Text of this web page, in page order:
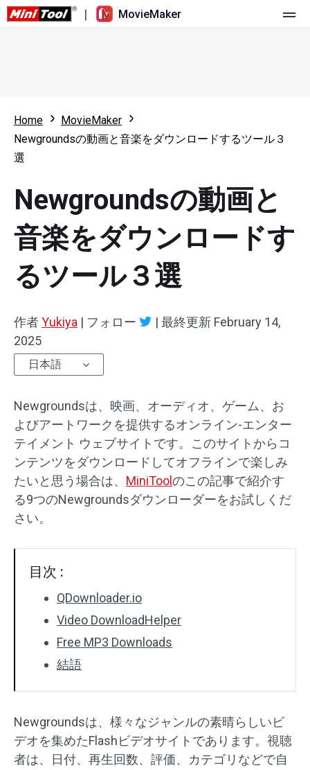
| MovieMaker
更新履歴
マルチトラック動画編集
アスペクト比
速度変更/リバース
オーディオエフェクト
テキスト/エレメント
動画エフェクト
動画色調整
回転/反転
バッチ処理
リソース
ビデオ編集のヒント
画面録画ツール
動画変換ツール
オンライン動画ダウンロード ツール
Home
MovieMaker
Newgroundsの動画と音楽をダウンロードするツール３
選
Newgroundsの動画と
音楽をダウンロードす
るツール３選
作者Yukiya | フォロー | 最終更新 February 14,
2025
日本語
Newgroundsは、映画、オーディオ、ゲーム、お
よびアートワークを提供するオンライン-エンター
テイメント ウェブサイトです。このサイトからコ
ンテンツをダウンロードしてオフラインで楽しみ
たいと思う場合は、 MiniToolのこの記事で紹介す
る9つのNewgroundsダウンローダーをお試しくだ
さい。
目次 :
QDownloader.io
Video DownloadHelper
Free MP3 Downloads
結語
Newgroundsは、様々なジャンルの素晴らしいビ
デオを集めたFlashビデオサイトであります。視聴
者は、日付、再生回数、評価、カテゴリなどで自